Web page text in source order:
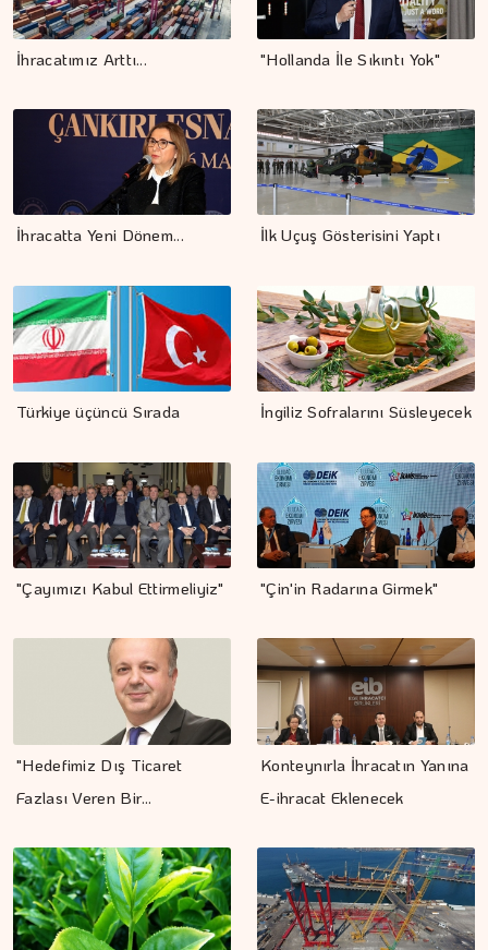
İhracatımız Arttı... "Hollanda İle Sıkıntı Yok"
İhracatta Yeni Dönem... İlk Uçuş Gösterisini Yaptı
Türkiye üçüncü Sırada İngiliz Sofralarını Süsleyecek
"Çayımızı Kabul Ettirmeliyiz" "Çin'in Radarına Girmek"
"Hedefimiz Dış Ticaret
Fazlası Veren Bir…
Konteynırla İhracatın Yanına
E-ihracat Eklenecek